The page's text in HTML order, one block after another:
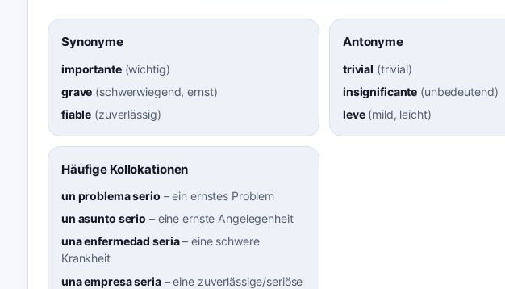
Synonyme
importante(wichtig)
grave (schwerwiegend, ernst)
fiable (zuverlässig)
Antonyme
trivial (trivial)
insignificante (unbedeutend)
leve(mild, leicht)
Häufige Kollokationen
un problema serio –ein ernstes Problem
un asunto serio – eine ernste Angelegenheit
una enfermedad seria–eine schwere
Krankheit
una empresa seria–eine zuverlässige/seriöse